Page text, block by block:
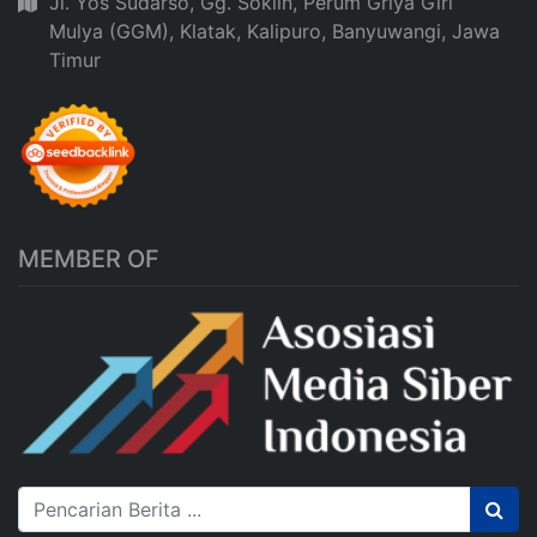
Mulya (GGM), Klatak, Kalipuro, Banyuwangi, Jawa
Timur
MEMBER OF